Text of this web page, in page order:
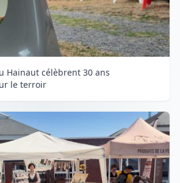
Hainaut célèbrent 30 ans
le terroir